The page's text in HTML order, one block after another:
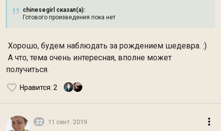
chinesegirl сказал(а):
Готового произведения пока нет
Хорошо, будем наблюдать за рождением шедевра. :)
А что, тема очень интересная, вполне может
получиться.
Нравится: 2
22 11 сент. 2019